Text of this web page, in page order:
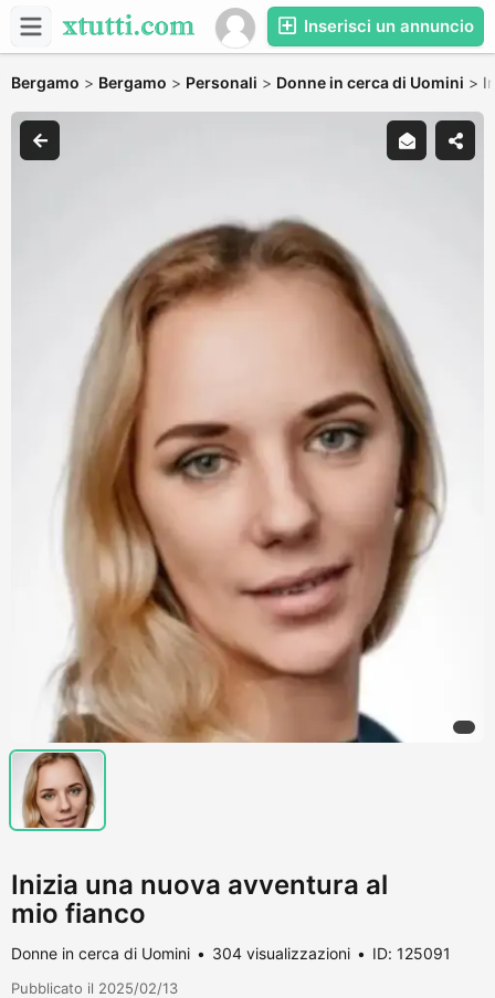
Inserisci un annuncio
Bergamo > Bergamo > Personali > Donne in cerca di Uomini >
Inizia una nuova avventura al
mio fianco
Donne in cerca di Uomini 304 visualizzazioni ID: 125091
Pubblicato il 2025/02/13